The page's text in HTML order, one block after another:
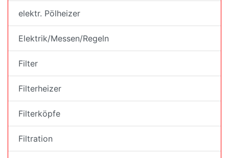
elektr. Pölheizer
Elektrik/Messen/Regeln
Filter
Filterheizer
Filterköpfe
Filtration